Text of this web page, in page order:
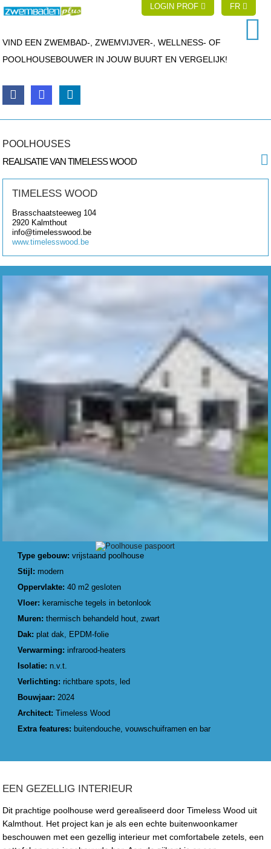
LOGIN PROF FR
VIND EEN ZWEMBAD-, ZWEMVIJVER-, WELLNESS- OF
POOLHOUSEBOUWER IN JOUW BUURT EN VERGELIJK!
POOLHOUSES
REALISATIE VAN TIMELESS WOOD
TIMELESS WOOD
Brasschaatsteeweg 104
2920 Kalmthout
info@timelesswood.be
www.timelesswood.be
Type gebouw:vrijstaand poolhouse
Stijl: modern
Oppervlakte: 40 m2 gesloten
Vloer: keramische tegels in betonlook
Muren: thermisch behandeld hout, zwart
Dak: plat dak, EPDM-folie
Verwarming: infrarood-heaters
Isolatie: n.v.t.
Verlichting:richtbare spots, led
Bouwjaar: 2024
Architect:Timeless Wood
Extra features: buitendouche, vouwschuiframen en bar
EEN GEZELLIG INTERIEUR
Dit prachtige poolhouse werd gerealiseerd door Timeless Wood uit
Kalmthout. Het project kan je als een echte buitenwoonkamer
beschouwen met een gezellig interieur met comfortabele zetels, een